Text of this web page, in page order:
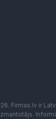
Firmas.lv ir